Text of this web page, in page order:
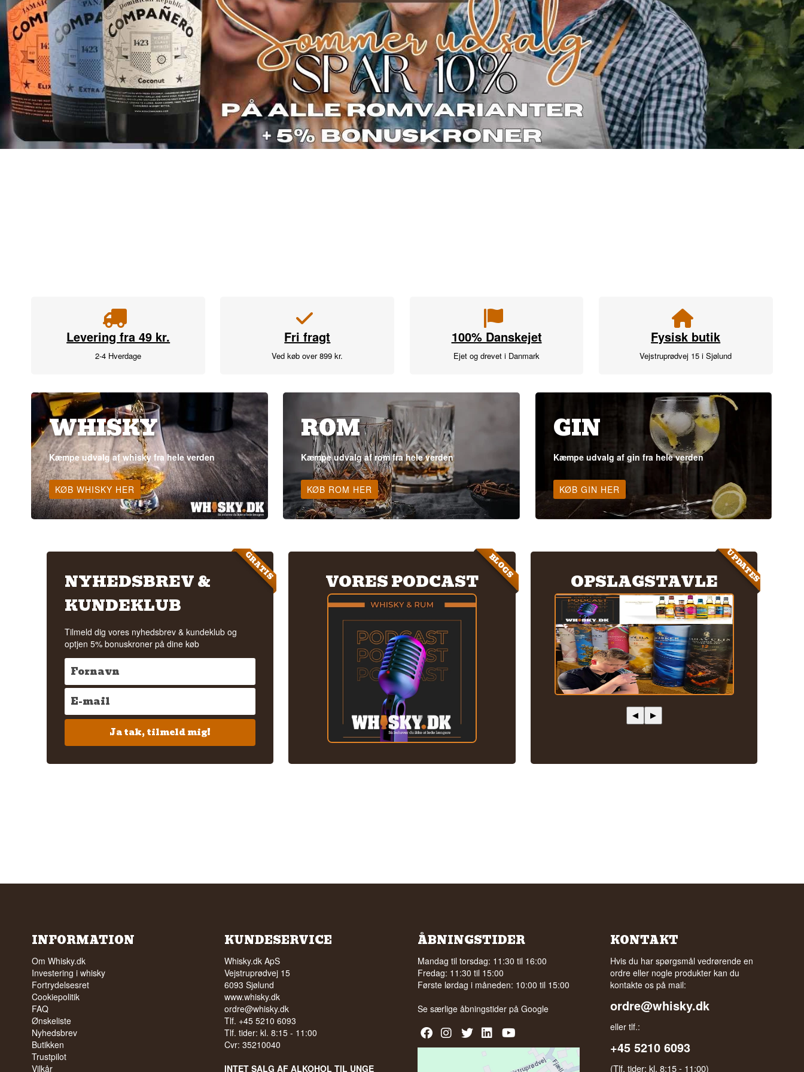
Levering fra 49 kr.
2-4 Hverdage
Fri fragt
Ved køb over 899 kr.
100% Danskejet
Ejet og drevet i Danmark
Fysisk butik
Vejstruprødvej 15 i Sjølund
WHISKY
Kæmpe udvalg af whisky fra hele verden
KØB WHISKY HER
ROM
Kæmpe udvalg af rom fra hele verden
KØB ROM HER
GIN
Kæmpe udvalg af gin fra hele verden
KØB GIN HER
GRATIS
NYHEDSBREV &
KUNDEKLUB
Tilmeld dig vores nyhedsbrev & kundeklub og
optjen 5% bonuskroner på dine køb
Ja tak, tilmeld mig!
BLOGS
VORES PODCAST UPDATES
OPSLAGSTAVLE
◀ ▶
INFORMATION
Om Whisky.dk
Investering i whisky
Fortrydelsesret
Cookiepolitik
FAQ
Ønskeliste
Nyhedsbrev
Butikken
Trustpilot
Vilkår
KUNDESERVICE
Whisky.dk ApS
Vejstruprødvej 15
6093 Sjølund
www.whisky.dk
ordre@whisky.dk
Tlf. +45 5210 6093
Tlf. tider: kl. 8:15 - 11:00
Cvr: 35210040
INTET SALG AF ALKOHOL TIL UNGE
ÅBNINGSTIDER
Mandag til torsdag: 11:30 til 16:00
Fredag: 11:30 til 15:00
Første lørdag i måneden: 10:00 til 15:00
Se særlige åbningstider på Google
KONTAKT
Hvis du har spørgsmål vedrørende en
ordre eller nogle produkter kan du
kontakte os på mail:
ordre@whisky.dk
eller tlf.:
+45 5210 6093
(Tlf. tider: kl. 8:15 - 11:00)